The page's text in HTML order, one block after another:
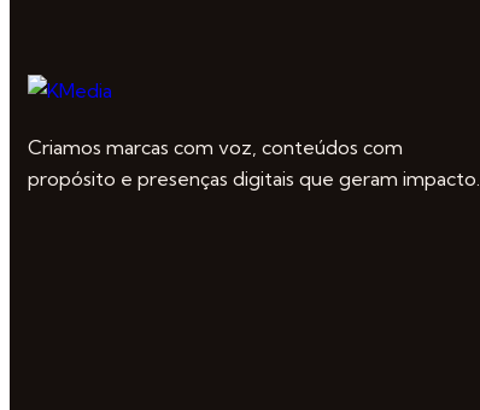
Criamos marcas com voz, conteúdos com
propósito e presenças digitais que geram impacto.